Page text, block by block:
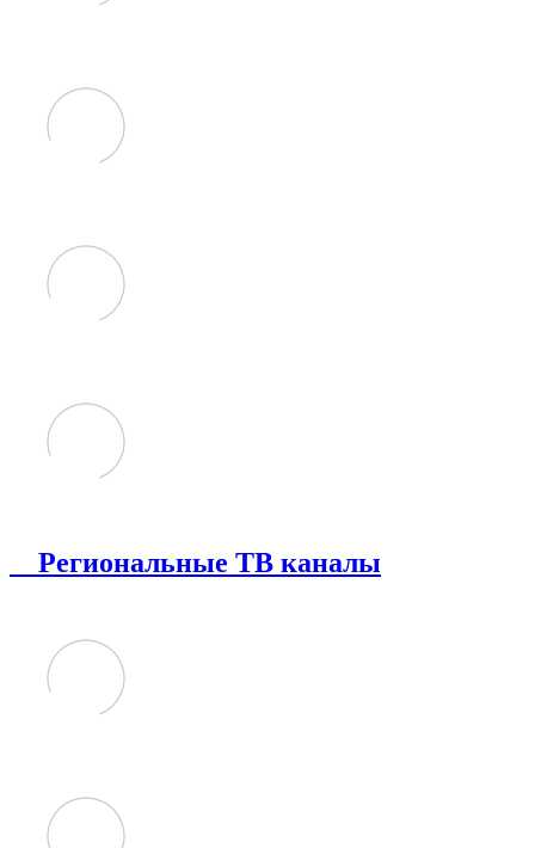
Региональные ТВ каналы